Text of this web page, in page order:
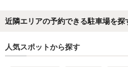
近隣エリアの予約できる駐車場を探
人気スポットから探す